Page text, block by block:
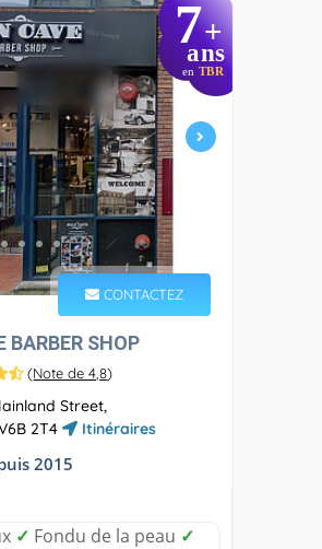
7+
ans
en TBR
CONTACTEZ
BARBER SHOP
(Note de 4,8)
Street,
2T4
Itinéraires
2015
✓ Fondu de la peau ✓